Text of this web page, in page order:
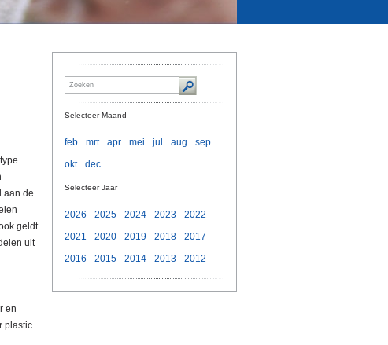
aan de
geldt
uit
en
plastic
Selecteer Maand
feb mrt apr mei jul aug
sep
okt
dec
Selecteer Jaar
2026 2025 2024 2023
2022
2021
2020 2019 2018
2017
2016
2015 2014 2013 2012